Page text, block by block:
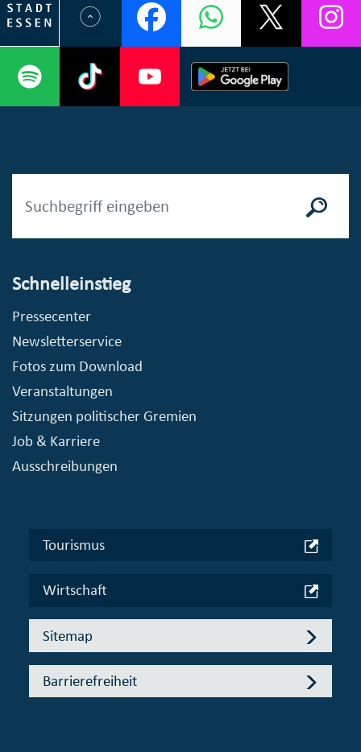
Schnelleinstieg
Pressecenter
Newsletterservice
Fotos zum Download
Veranstaltungen
Sitzungen politischer Gremien
Job & Karriere
Ausschreibungen
Tourismus
Wirtschaft
Sitemap
Barrierefreiheit